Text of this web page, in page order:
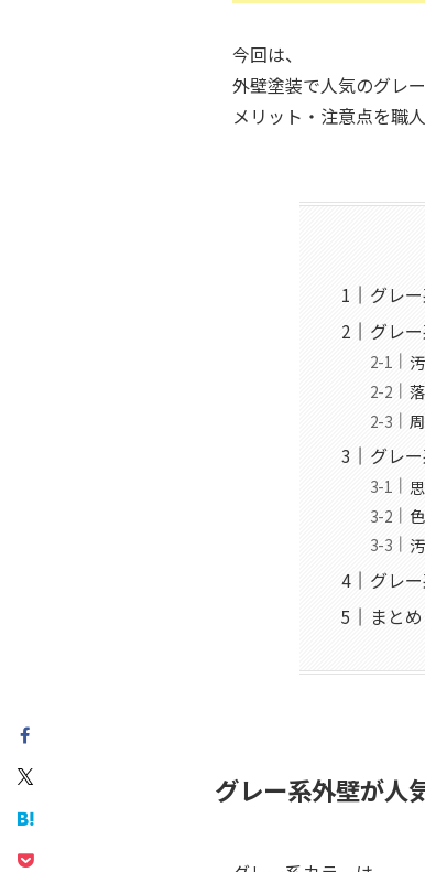
今回は、
外壁塗装で人気のグレ
メリット・注意点を職
グレ
グレ
グレ
グレ
まとめ
グレー系外壁が人